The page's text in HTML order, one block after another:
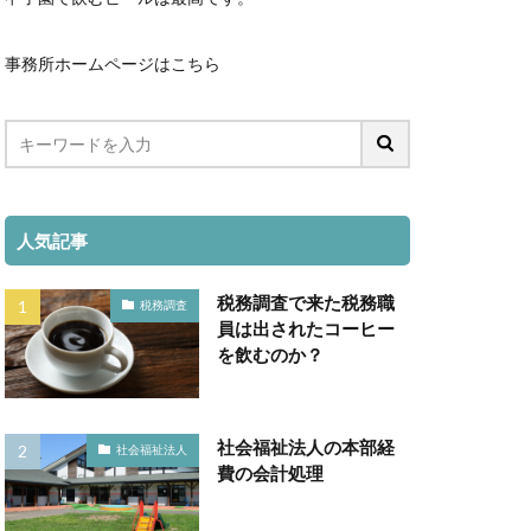
事務所ホームページはこちら
人気記事
税務調査
税務調査で来た税務職
員は出されたコーヒー
を飲むのか？
社会福祉法人
社会福祉法人の本部経
費の会計処理
表、経営